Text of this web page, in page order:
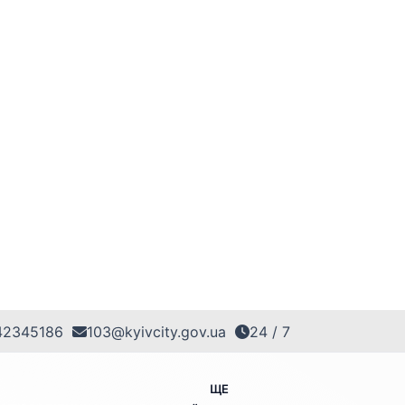
103@kyivcity.gov.ua 24 / 7
ЩЕ